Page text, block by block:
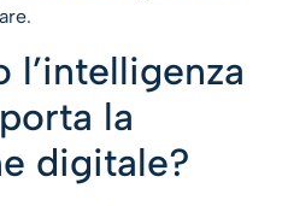
l’intelligenza
la
digitale?